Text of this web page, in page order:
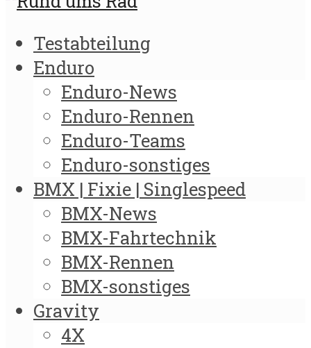
Testabteilung
Enduro
Enduro-News
Enduro-Rennen
Enduro-Teams
Enduro-sonstiges
BMX | Fixie | Singlespeed
BMX-News
BMX-Fahrtechnik
BMX-Rennen
BMX-sonstiges
Gravity
4X